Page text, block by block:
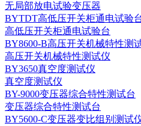
无局部放电试验变压器
BYTDT高低压开关柜通电试验
高低压开关柜通电试验台
BY8600-B高压开关机械特性测
高压开关机械特性测试仪
BY3650真空度测试仪
真空度测试仪
BY-9000变压器综合特性测试台
变压器综合特性测试台
BY5600-C变压器变比组别测试